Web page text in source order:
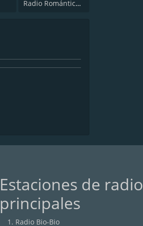
Radio Romántica FM
Estaciones de radio
principales
Radio Bio-Bio